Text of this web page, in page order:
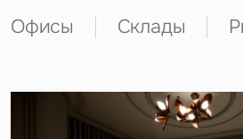
Офисы Склады
Предложение
Это обязательное поле
Это обязательное поле